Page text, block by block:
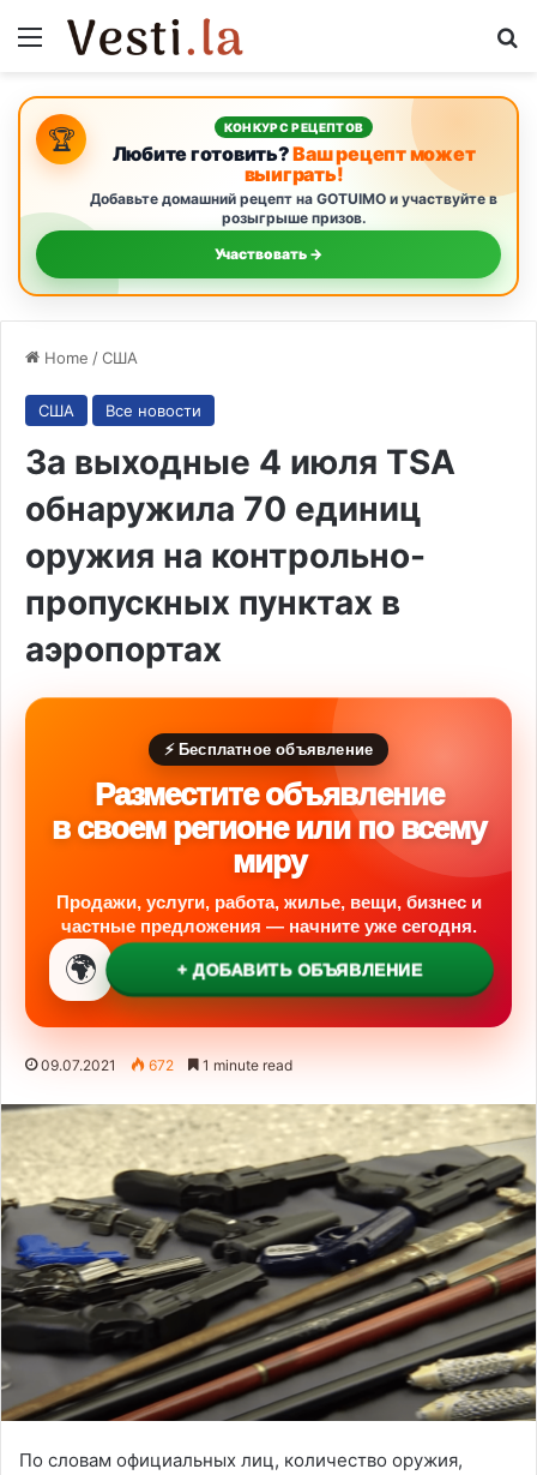
Menu
🏆 КОНКУРС РЕЦЕПТОВ
Любите готовить?Ваш рецепт может
выиграть!
Добавьте домашний рецепт на GOTUIMO и участвуйте в
розыгрыше призов.
Участвовать →
Home /США
США Все новости
За выходные 4 июля TSA
обнаружила 70 единиц
оружия на контрольно-
пропускных пунктах в
аэропортах
⚡ Бесплатное объявление
Разместите объявление
в своем регионе или по всему
миру
Продажи, услуги, работа, жилье, вещи, бизнес и
частные предложения — начните уже сегодня.
🌍 + ДОБАВИТЬ ОБЪЯВЛЕНИЕ
09.07.2021 672 1 minute read
По словам официальных лиц, количество оружия,